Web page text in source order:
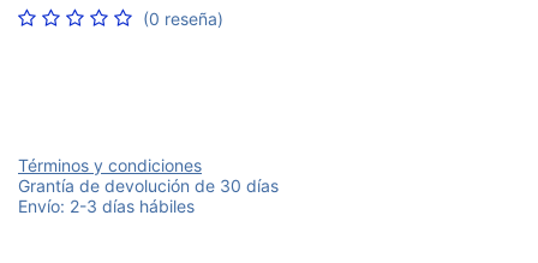
(0 reseña)
Términos y condiciones
Grantía de devolución de 30 días
Envío: 2-3 días hábiles